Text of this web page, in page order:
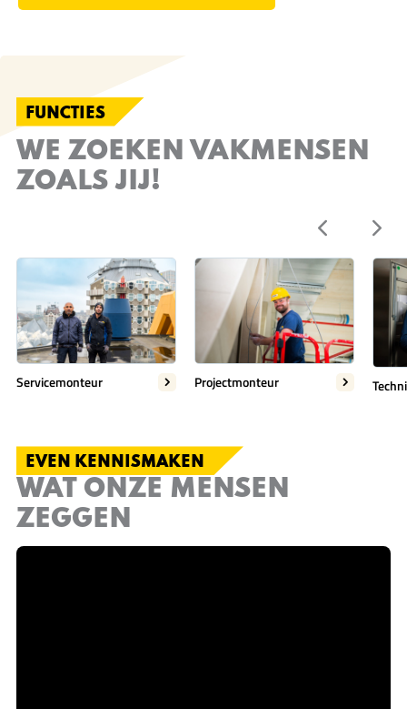
FUNCTIES
WE ZOEKEN VAKMENSEN
ZOALS JIJ!
Servicemonteur Projectmonteur
EVEN KENNISMAKEN
WAT ONZE MENSEN
ZEGGEN